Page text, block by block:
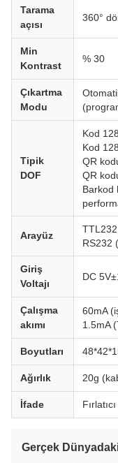
Tarama
açısı
360°
Min
Kontrast
% 30
Çıkartma
Modu
Tipik
DOF
Kod
Kod
QR
QR
Barkod
Arayüz
RS232
Giriş
Voltajı
DC
Çalışma
akımı
60mA
1.5mA
Boyutları
Ağırlık 20g
İfade
Gerçek